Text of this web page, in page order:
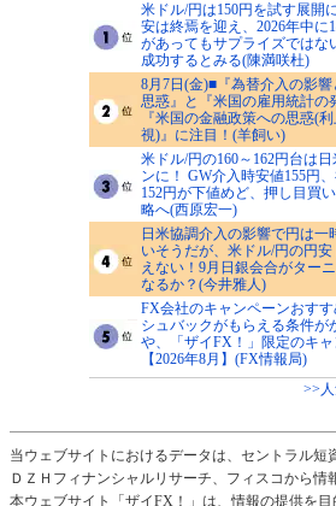
米ドル/円は150円を試す展開
安は終焉を迎え、2026年中に
があってもサプライズではな
成功するとみる(陳満咲杜)
8月7日(金)■『為替介入の影
思惑』と『米国の雇用統計の
『米国の金融政策への思惑(
視)』に注目！(羊飼い)
米ドル/円の160～162円台は
ンに！ GW介入時安値155円
152円が下値めど、押し目買
略へ(西原宏一)
日米協調介入の影響で円は一
いそうだが、米ドル/円の円
えない！9月日銀会合がター
なるか？(今井雅人)
FX会社のキャンペーンおすす
シュバックがもらえる条件が
や、「ザイFX！」限定のキ
【2026年8月】(FX情報局)
>>
当ウェブサイトにおけるデータは、セントラル短
ＤＺＨフィナンシャルリサーチ、フィスコから情
本ウェブサイト「ザイFX！」は、情報の提供を